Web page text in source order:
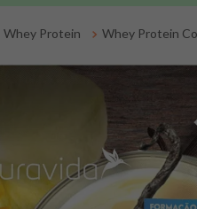
Whey Protein Whey Protein
peruana
proteico mundo verde